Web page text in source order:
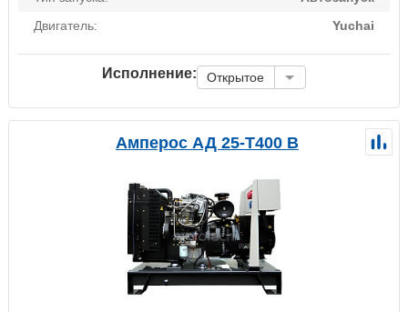
Двигатель:
Yuchai
Исполнение: Открытое
Амперос АД 25-Т400 B